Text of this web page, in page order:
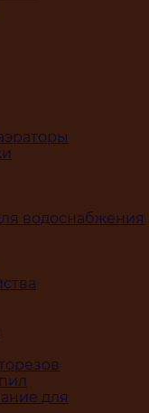
водоснабжения
для